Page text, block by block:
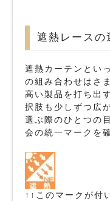
遮熱レースの
遮熱カーテンとい
の組み合わせはさ
高い製品を打ち出
択肢も少しずつ広
選ぶ際のひとつの
会の統一マークを
↑↑このマークが付